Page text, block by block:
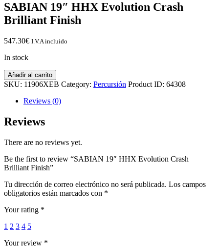
SABIAN 19″ HHX Evolution Crash
Brilliant Finish
547.30€ I.V.A incluido
In stock
SABIAN
19"
Evolution
Brilliant
Finish
Añadir al carrito
SKU: 11906XEB Category: Percursión Product ID: 64308
Reviews (0)
Reviews
There are no reviews yet.
Be the first to review “SABIAN 19″ HHX Evolution Crash
Brilliant Finish”
Tu dirección de correo electrónico no será publicada. Los campos
obligatorios están marcados con *
Your rating *
1 2 3 4 5
Your review *